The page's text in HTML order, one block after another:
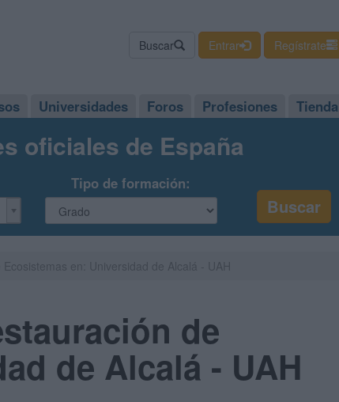
Buscar Entrar Regístrate
Universidades Foros Profesiones Tienda
oficiales de España
Tipo de formación:
de
de Alcalá - UAH